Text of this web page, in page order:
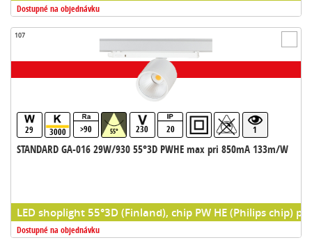
Dostupné na objednávku
107
29 3000 >90 55° 230 20 1
STANDARD GA-016 29W/930 55°3D PWHE max pri 850mA 133m/W
LED shoplight 55°3D (Finland), chip PW HE (Philips chip)
Dostupné na objednávku